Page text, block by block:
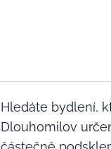
Hledáte bydlení,
Dlouhomilov